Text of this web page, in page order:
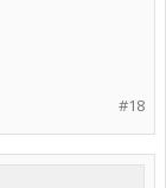
#18